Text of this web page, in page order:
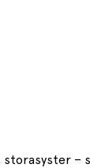
storasyster